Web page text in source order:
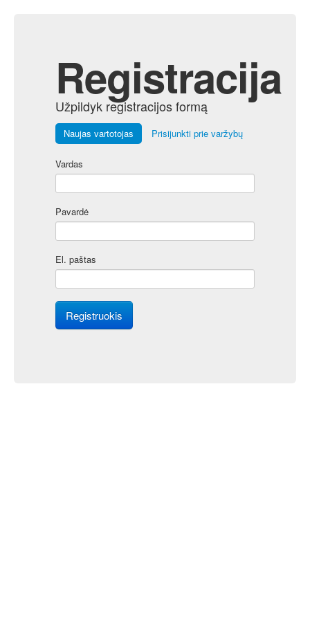
Registracija
Užpildyk registracijos formą
Naujas vartotojas Prisijunkti prie varžybų
Vardas
Pavardė
El. paštas
Registruokis